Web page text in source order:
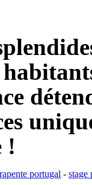
!
portugal - stage